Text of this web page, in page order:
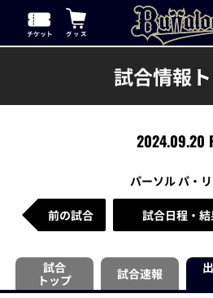
試合情報
2024.09.20
パーソル パ・
前の試合 試合日程・
試合
トップ
試合速報